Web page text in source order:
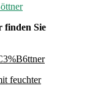
finden Sie
feuchter